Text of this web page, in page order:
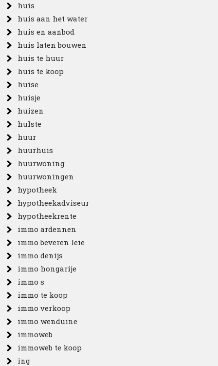
huis
huis aan het water
huis en aanbod
huis laten bouwen
huis te huur
huis te koop
huise
huisje
huizen
hulste
huur
huurhuis
huurwoning
huurwoningen
hypotheek
hypotheekadviseur
hypotheekrente
immo ardennen
immo beveren leie
immo denijs
immo hongarije
immo s
immo te koop
immo verkoop
immo wenduine
immoweb
immoweb te koop
ing